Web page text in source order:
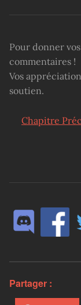
Pour donner
commentaires !
Vos
soutien.
Chapitre
Partager :